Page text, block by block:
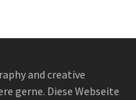
and creative
gerne. Diese Webseite